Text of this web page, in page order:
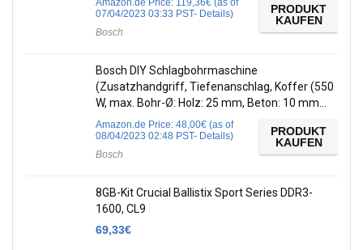
Amazon.de Price: 119,36€ (as of
07/04/2023 03:33 PST- Details)
Bosch
PRODUKT
KAUFEN
Bosch DIY Schlagbohrmaschine
(Zusatzhandgriff, Tiefenanschlag, Koffer (550
W, max. Bohr-Ø: Holz: 25 mm, Beton: 10 mm…
Amazon.de Price: 48,00€ (as of
08/04/2023 02:48 PST- Details)
Bosch
PRODUKT
KAUFEN
8GB-Kit Crucial Ballistix Sport Series DDR3-
1600, CL9
69,33€